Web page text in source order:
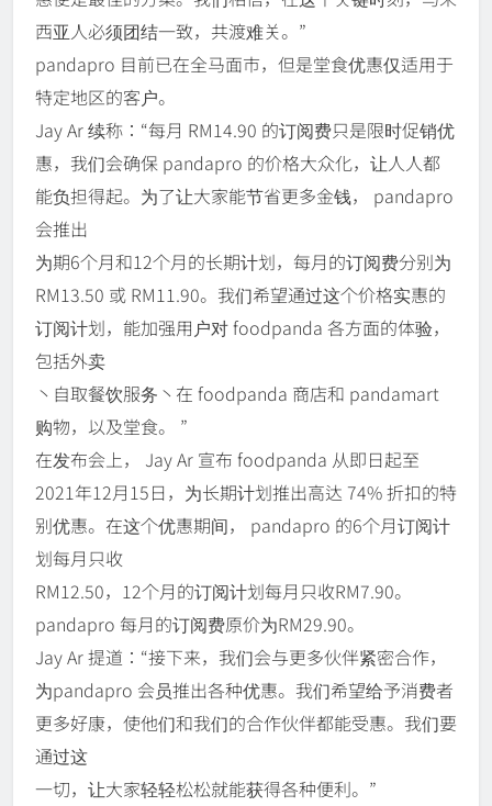
西亚人必须团结一致，共渡难关。”
pandapro 目前已在全马面市，但是堂食优惠仅适用于
特定地区的客户。
Jay Ar 续称：“每月 RM14.90 的订阅费只是限时促销优
惠，我们会确保 pandapro 的价格大众化，让人人都
能负担得起。为了让大家能节省更多金钱， pandapro
会推出
为期6个月和12个月的长期计划，每月的订阅费分别为
RM13.50 或 RM11.90。我们希望通过这个价格实惠的
订阅计划，能加强用户对 foodpanda 各方面的体验，
包括外卖
丶自取餐饮服务丶在 foodpanda 商店和 pandamart
购物，以及堂食。 ”
在发布会上， Jay Ar 宣布 foodpanda 从即日起至
2021年12月15日，为长期计划推出高达 74% 折扣的特
别优惠。在这个优惠期间， pandapro 的6个月订阅计
划每月只收
RM12.50，12个月的订阅计划每月只收RM7.90。
pandapro 每月的订阅费原价为RM29.90。
Jay Ar 提道：“接下来，我们会与更多伙伴紧密合作，
为pandapro 会员推出各种优惠。我们希望给予消费者
更多好康，使他们和我们的合作伙伴都能受惠。我们要
通过这
一切，让大家轻轻松松就能获得各种便利。”